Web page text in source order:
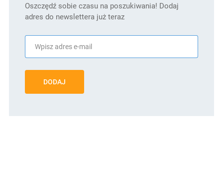
Oszczędź sobie czasu na poszukiwania! Dodaj
adres do newslettera już teraz
DODAJ